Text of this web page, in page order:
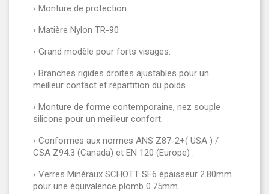
› Monture de protection.
› Matière Nylon TR-90
› Grand modèle pour forts visages.
› Branches rigides droites ajustables pour un
meilleur contact et répartition du poids.
› Monture de forme contemporaine, nez souple
silicone pour un meilleur confort.
› Conformes aux normes ANS Z87-2+( USA ) /
CSA Z94.3 (Canada) et EN 120 (Europe) .
› Verres Minéraux SCHOTT SF6 épaisseur 2.80mm
pour une équivalence plomb 0.75mm.